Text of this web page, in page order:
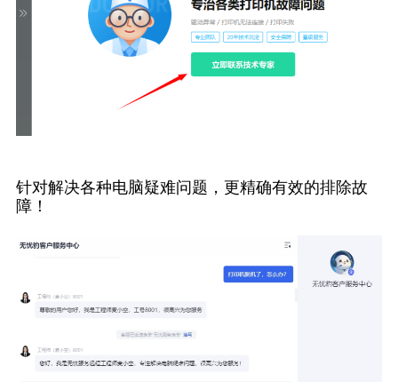
针对解决各种电脑疑难问题，更精确有效的排除故
障！